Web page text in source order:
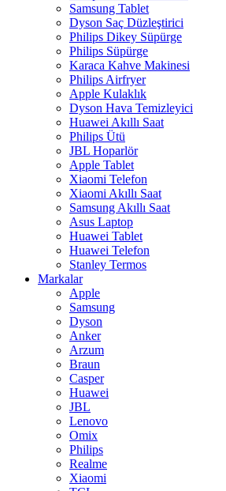
Samsung Tablet
Dyson Saç Düzleştirici
Philips Dikey Süpürge
Philips Süpürge
Karaca Kahve Makinesi
Philips Airfryer
Apple Kulaklık
Dyson Hava Temizleyici
Huawei Akıllı Saat
Philips Ütü
JBL Hoparlör
Apple Tablet
Xiaomi Telefon
Xiaomi Akıllı Saat
Samsung Akıllı Saat
Asus Laptop
Huawei Tablet
Huawei Telefon
Stanley Termos
Markalar
Apple
Samsung
Dyson
Anker
Arzum
Braun
Casper
Huawei
JBL
Lenovo
Omix
Philips
Realme
Xiaomi